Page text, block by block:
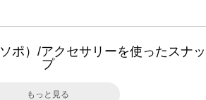
ポ）/アクセサリーを使ったスナッ
プ
もっと見る